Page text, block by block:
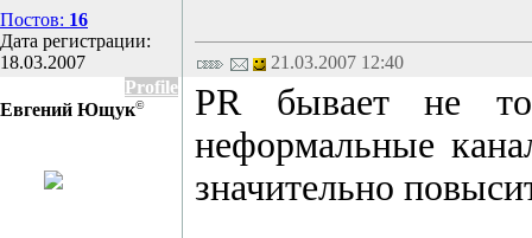
Постов: 16
Дата регистрации:
18.03.2007
21.03.2007 12:40
Profile
Евгений Ющук©
PR бывает не
неформальные
значительно